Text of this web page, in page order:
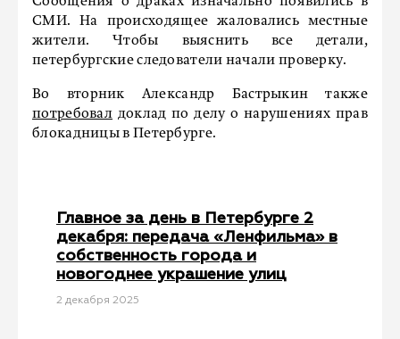
СМИ. На происходящее жаловались местные
жители. Чтобы выяснить все детали,
петербургские следователи начали проверку.
Во вторник Александр Бастрыкин также
потребовал доклад по делу о нарушениях прав
блокадницы в Петербурге.
Главное за день в Петербурге 2
декабря: передача «Ленфильма» в
собственность города и
новогоднее украшение улиц
2 декабря 2025